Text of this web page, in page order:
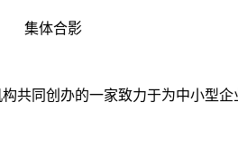
集体合影
共同创办的一家致力于为中小型